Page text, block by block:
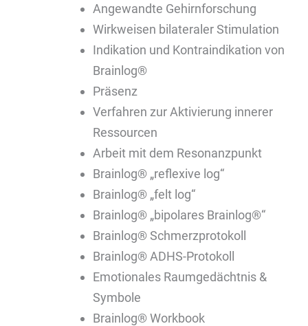
Angewandte Gehirnforschung
Wirkweisen bilateraler Stimulation
Indikation und Kontraindikation von
Brainlog®
Präsenz
Verfahren zur Aktivierung innerer
Ressourcen
Arbeit mit dem Resonanzpunkt
Brainlog® „reflexive log“
Brainlog® „felt log“
Brainlog® „bipolares Brainlog®“
Brainlog® Schmerzprotokoll
Brainlog® ADHS-Protokoll
Emotionales Raumgedächtnis &
Symbole
Brainlog® Workbook